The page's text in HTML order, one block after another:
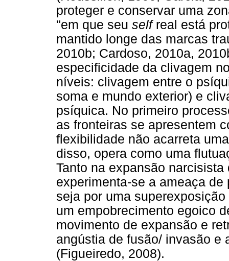
proteger e conservar uma
"em que seu selfreal está
mantido longe das marcas
2010b; Cardoso, 2010a,
especificidade da clivagem
níveis: clivagem entre o
soma e mundo exterior) e
psíquica. No primeiro
as fronteiras se apresentem
flexibilidade não acarreta
disso, opera como uma
Tanto na expansão
experimenta-se a ameaça
seja por uma
um empobrecimento egoico
movimento de expansão e
angústia de fusão/ invasão e
(Figueiredo, 2008).